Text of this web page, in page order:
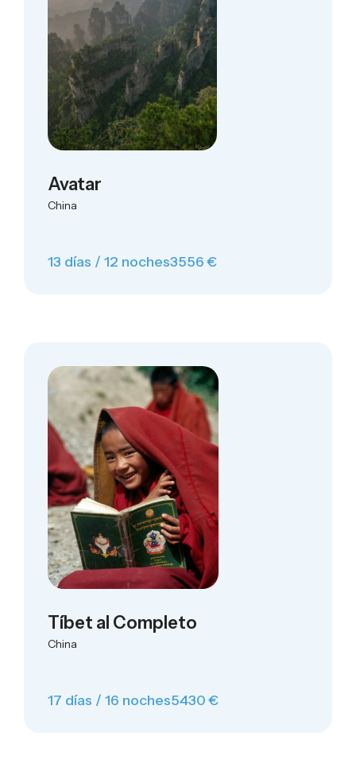
Avatar
China
13 días / 12 noches3556 €
Tíbet al Completo
China
17 días / 16 noches5430 €